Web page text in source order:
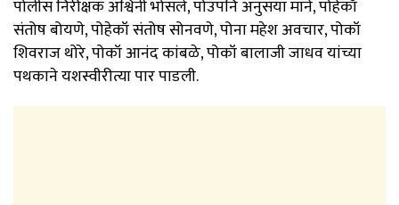
पोलीस निरीक्षक अश्विनी भोसले, पोउपनि अनुसया माने, पोहेकॉ
संतोष बोयणे, पोहेकॉ संतोष सोनवणे, पोना महेश अवचार, पोकॉ
शिवराज थोरे, पोकॉ आनंद कांबळे, पोकॉ बालाजी जाधव यांच्या
पथकाने यशस्वीरीत्या पार पाडली.